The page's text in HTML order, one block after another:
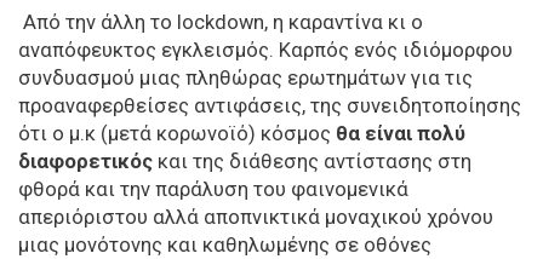
Από την άλλη το lockdown, η καραντίνα κι ο
αναπόφευκτος εγκλεισμός. Καρπός ενός ιδιόμορφου
συνδυασμού μιας πληθώρας ερωτημάτων για τις
προαναφερθείσες αντιφάσεις, της συνειδητοποίησης
ότι ο μ.κ (μετά κορωνοϊό) κόσμος θα είναι πολύ
διαφορετικός και της διάθεσης αντίστασης στη
φθορά και την παράλυση του φαινομενικά
απεριόριστου αλλά αποπνικτικά μοναχικού χρόνου
μιας μονότονης και καθηλωμένης σε οθόνες